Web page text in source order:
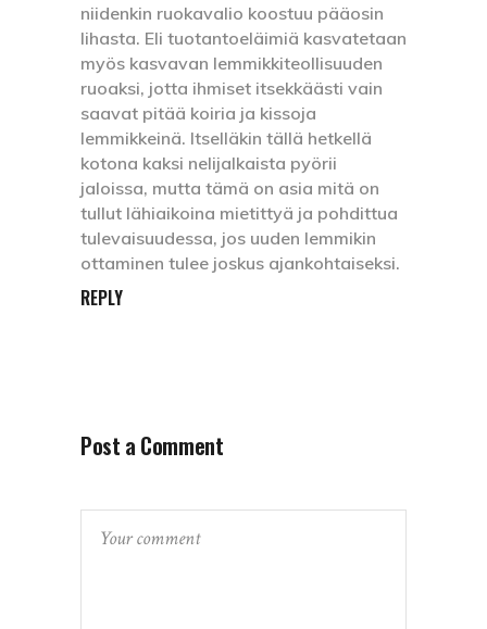
niidenkin ruokavalio koostuu pääosin
lihasta. Eli tuotantoeläimiä kasvatetaan
myös kasvavan lemmikkiteollisuuden
ruoaksi, jotta ihmiset itsekkäästi vain
saavat pitää koiria ja kissoja
lemmikkeinä. Itselläkin tällä hetkellä
kotona kaksi nelijalkaista pyörii
jaloissa, mutta tämä on asia mitä on
tullut lähiaikoina mietittyä ja pohdittua
tulevaisuudessa, jos uuden lemmikin
ottaminen tulee joskus ajankohtaiseksi.
REPLY
Post a Comment